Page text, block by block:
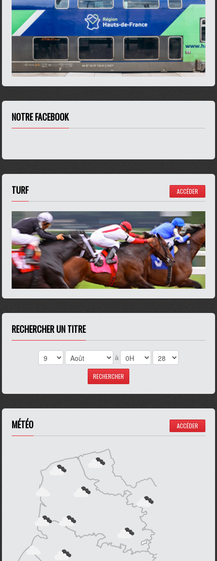
NOTRE FACEBOOK
TURF ACCÉDER
RECHERCHER UN TITRE
à
MÉTÉO ACCÉDER